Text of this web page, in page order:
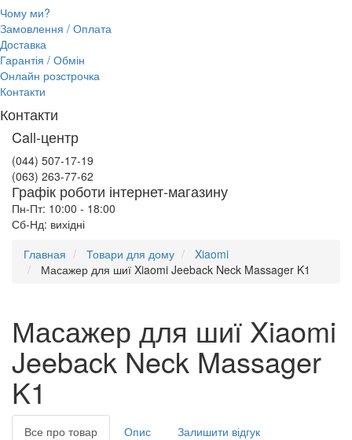
Чому ми?
Замовлення / Оплата
Доставка
Гарантія / Обмін
Онлайн розстрочка
Контакти
Контакти
Call-центр
(044) 507-17-19
(063) 263-77-62
Графік роботи інтернет-магазину
Пн-Пт: 10:00 - 18:00
Сб-Нд: вихідні
Главная
Товари для дому
Xiaomi
Масажер для шиї Xiaomi Jeeback Neck Massager K1
Масажер для шиї Xiaomi
Jeeback Neck Massager
K1
Все про товар Опис Залишити відгук